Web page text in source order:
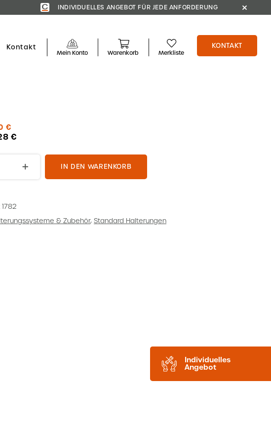
INDIVIDUELLES ANGEBOT FÜR JEDE ANFORDERUNG
Kontakt
Mein Konto Warenkorb Merkliste
KONTAKT
Individuelles
Angebot
€
€
IN DEN WARENKORB
1782
& Zubehör, Standard Halterungen